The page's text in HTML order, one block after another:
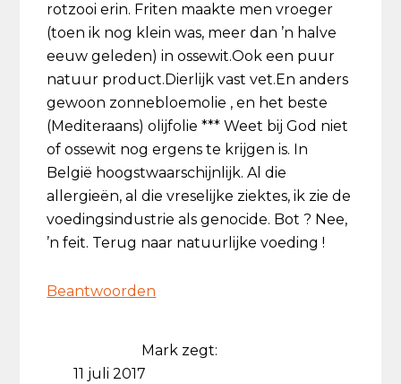
rotzooi erin. Friten maakte men vroeger
(toen ik nog klein was, meer dan ’n halve
eeuw geleden) in ossewit.Ook een puur
natuur product.Dierlijk vast vet.En anders
gewoon zonnebloemolie , en het beste
(Mediteraans) olijfolie *** Weet bij God niet
of ossewit nog ergens te krijgen is. In
België hoogstwaarschijnlijk. Al die
allergieën, al die vreselijke ziektes, ik zie de
voedingsindustrie als genocide. Bot ? Nee,
’n feit. Terug naar natuurlijke voeding !
Beantwoorden
Mark zegt:
11 juli 2017